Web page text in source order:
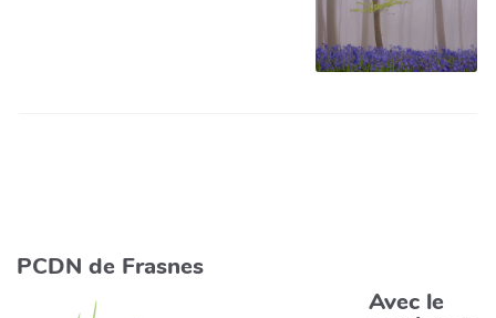
PCDN de Frasnes
Avec le